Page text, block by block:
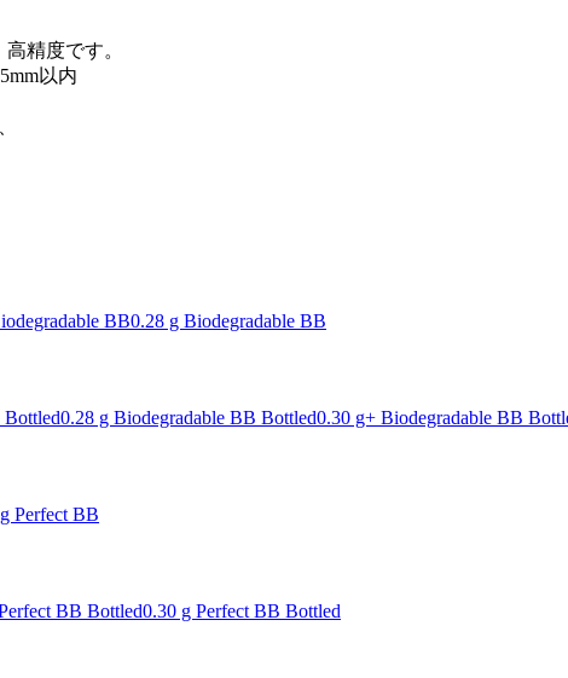
精度です。
以内
BB0.28 g Biodegradable BB
Bottled0.28 g Biodegradable BB Bottled0.30 g+ Biodegradable BB
Perfect BB
BB Bottled0.30 g Perfect BB Bottled